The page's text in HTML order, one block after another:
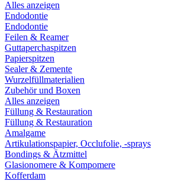
Alles anzeigen
Endodontie
Endodontie
Feilen & Reamer
Guttaperchaspitzen
Papierspitzen
Sealer & Zemente
Wurzelfüllmaterialien
Zubehör und Boxen
Alles anzeigen
Füllung & Restauration
Füllung & Restauration
Amalgame
Artikulationspapier, Occlufolie, -sprays
Bondings & Ätzmittel
Glasionomere & Kompomere
Kofferdam